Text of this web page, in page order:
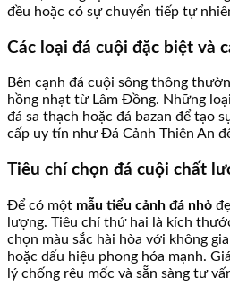
đều hoặc có sự chuyển tiếp tự
Các loại đá cuội đặc biệt và
Bên cạnh đá cuội sông thông
hồng nhạt từ Lâm Đồng. Những
đá sa thạch hoặc đá bazan để tạo
cấp uy tín như Đá Cảnh Thiên An
Tiêu chí chọn đá cuội chất
Để có một mẫu tiểu cảnh đá nhỏ
lượng. Tiêu chí thứ hai là kích
chọn màu sắc hài hòa với không
hoặc dấu hiệu phong hóa mạnh.
lý chống rêu mốc và sẵn sàng tư